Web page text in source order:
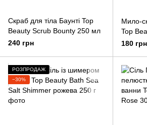
Скраб для тіла Баунті Top
Beauty Scrub Bounty 250 мл
240 грн
Мило-
Top
180 грн
РОЗПРОДАЖ
−30%